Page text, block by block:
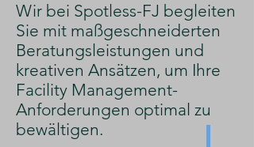
​Wir bei Spotless-FJ begleiten
Sie mit maßgeschneiderten
Beratungsleistungen und
kreativen Ansätzen, um Ihre
Facility Management-
Anforderungen optimal zu
bewältigen.